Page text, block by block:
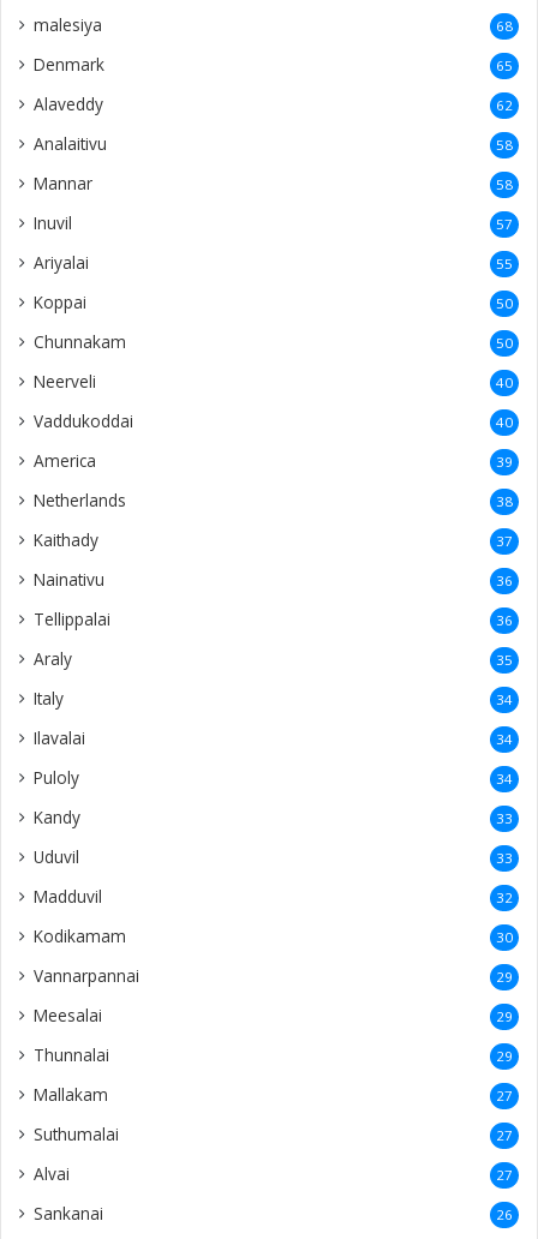
malesiya 68
Denmark 65
Alaveddy 62
Analaitivu 58
Mannar 58
Inuvil 57
Ariyalai 55
Koppai 50
Chunnakam 50
Neerveli 40
Vaddukoddai 40
America 39
Netherlands 38
Kaithady 37
Nainativu 36
Tellippalai 36
Araly 35
Italy 34
Ilavalai 34
Puloly 34
Kandy 33
Uduvil 33
Madduvil 32
Kodikamam 30
Vannarpannai 29
Meesalai 29
Thunnalai 29
Mallakam 27
Suthumalai 27
Alvai 27
Sankanai 26